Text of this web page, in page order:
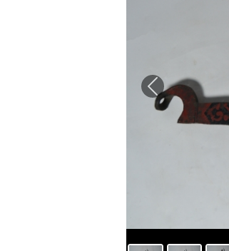
Previous